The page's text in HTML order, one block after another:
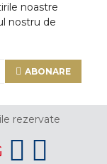
noastre
nostru de
ABONARE
rezervate